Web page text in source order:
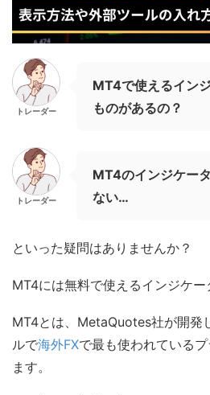
トレーダー
MT4で使えるイン
ものがあるの？
トレーダー
MT4のインジケー
ない…
といった疑問はありませんか？
MT4には無料で使えるインジケー
MT4とは、MetaQuotes社が開発
ルで海外FXで最も使われている
ます。